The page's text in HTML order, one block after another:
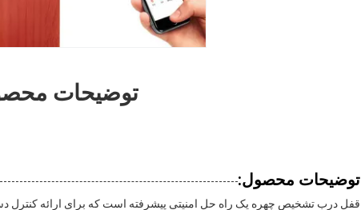
توضیحات
توضیحات محصول:
قفل درب تشخیص چهره یک راه حل امنیتی پیشرفته است که برای ارائه کنترل